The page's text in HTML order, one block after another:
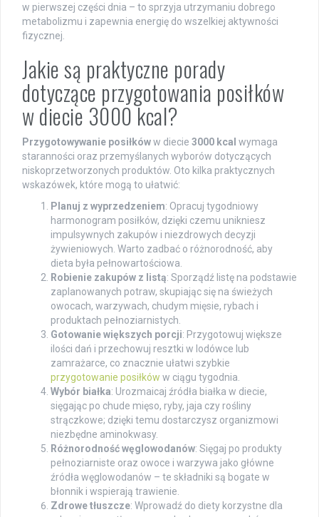
w pierwszej części dnia – to sprzyja utrzymaniu dobrego
metabolizmu i zapewnia energię do wszelkiej aktywności
fizycznej.
Jakie są praktyczne porady
dotyczące przygotowania posiłków
w diecie 3000 kcal?
Przygotowywanie posiłkóww diecie 3000 kcal wymaga
staranności oraz przemyślanych wyborów dotyczących
niskoprzetworzonych produktów. Oto kilka praktycznych
wskazówek, które mogą to ułatwić:
Planuj z wyprzedzeniem: Opracuj tygodniowy
harmonogram posiłków, dzięki czemu unikniesz
impulsywnych zakupów i niezdrowych decyzji
żywieniowych. Warto zadbać o różnorodność, aby
dieta była pełnowartościowa.
Robienie zakupów z listą: Sporządź listę na podstawie
zaplanowanych potraw, skupiając się na świeżych
owocach, warzywach, chudym mięsie, rybach i
produktach pełnoziarnistych.
Gotowanie większych porcji: Przygotowuj większe
ilości dań i przechowuj resztki w lodówce lub
zamrażarce, co znacznie ułatwi szybkie
przygotowanie posiłków w ciągu tygodnia.
Wybór białka: Urozmaicaj źródła białka w diecie,
sięgając po chude mięso, ryby, jaja czy rośliny
strączkowe; dzięki temu dostarczysz organizmowi
niezbędne aminokwasy.
Różnorodność węglowodanów: Sięgaj po produkty
pełnoziarniste oraz owoce i warzywa jako główne
źródła węglowodanów – te składniki są bogate w
błonnik i wspierają trawienie.
Zdrowe tłuszcze: Wprowadź do diety korzystne dla